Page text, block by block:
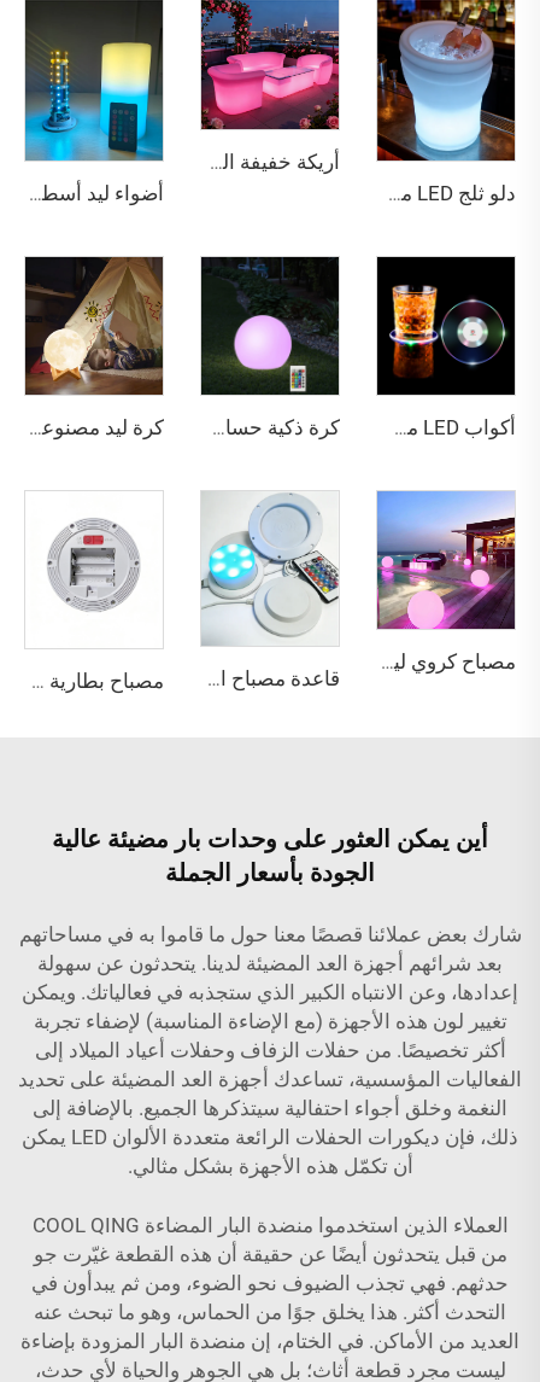
دلو ثلج LED مضيء بمواصفة IP68
أريكة خفيفة الوزن مقاومة للماء وقابلة لإعادة الشحن بالليد مناسبة للبار والأنشطة الخارجية
أضواء ليد أسطوانية مقاس 83 مم مع شعار مخصص لتزيين الطاولات
أكواب LED مضادة للماء (4 أنماط: مستديرة/مربعة، إضاءة بيضاء/ملونة) كرة ذكية حساسة للضوء مقاومة للماء بطول 25 سم | إضاءة زخرفية محيطة للمناظر الخارجية كرة ليد مصنوعة من مادة البولي إيثيلين (PE) عالية المقاومة للماء بدرجة IP65 وبإضاءة عالية وذات ألوان كاملة RGB بحجم 15 سم، كرة قابلة لإعادة الشحن وإضاءة طويلة الأمد لتزيين الفناء الخارجي
مصباح كروي ليد مقاوم للماء والغبار بتصنيف IP65 قابل لإعادة الشحن بالألوان RGB 16 لونًا، طوله 30 سم، للزينة الداخلية والخارجية
قاعدة مصباح استبدال بقطر 85 مم و120 مم مع شحن استقرائي USB وإضاءة LED وبطارية داخلية مصباح بطارية LED RGB عن بعد بالأشعة تحت الحمراء، يعمل بـ 5 بطاريات AA أو بالتشغيل الكهربائي، بنظام مزدوج للتغير بالألوان
أين يمكن العثور على وحدات بار مضيئة عالية
الجودة بأسعار الجملة
شارك بعض عملائنا قصصًا معنا حول ما قاموا به في مساحاتهم
بعد شرائهم أجهزة العد المضيئة لدينا. يتحدثون عن سهولة
إعدادها، وعن الانتباه الكبير الذي ستجذبه في فعالياتك. ويمكن
تغيير لون هذه الأجهزة (مع الإضاءة المناسبة) لإضفاء تجربة
أكثر تخصيصًا. من حفلات الزفاف وحفلات أعياد الميلاد إلى
الفعاليات المؤسسية، تساعدك أجهزة العد المضيئة على تحديد
النغمة وخلق أجواء احتفالية سيتذكرها الجميع. بالإضافة إلى
ذلك، فإن ديكورات الحفلات الرائعة متعددة الألوان LED
يمكن
أن تكمّل هذه الأجهزة بشكل مثالي.
العملاء الذين استخدموا منضدة البار المضاءة COOL QING
من قبل يتحدثون أيضًا عن حقيقة أن هذه القطعة غيّرت جو
حدثهم. فهي تجذب الضيوف نحو الضوء، ومن ثم يبدأون في
التحدث أكثر. هذا يخلق جوًا من الحماس، وهو ما تبحث عنه
العديد من الأماكن. في الختام، إن منضدة البار المزودة بإضاءة
ليست مجرد قطعة أثاث؛ بل هي الجوهر والحياة لأي حدث،